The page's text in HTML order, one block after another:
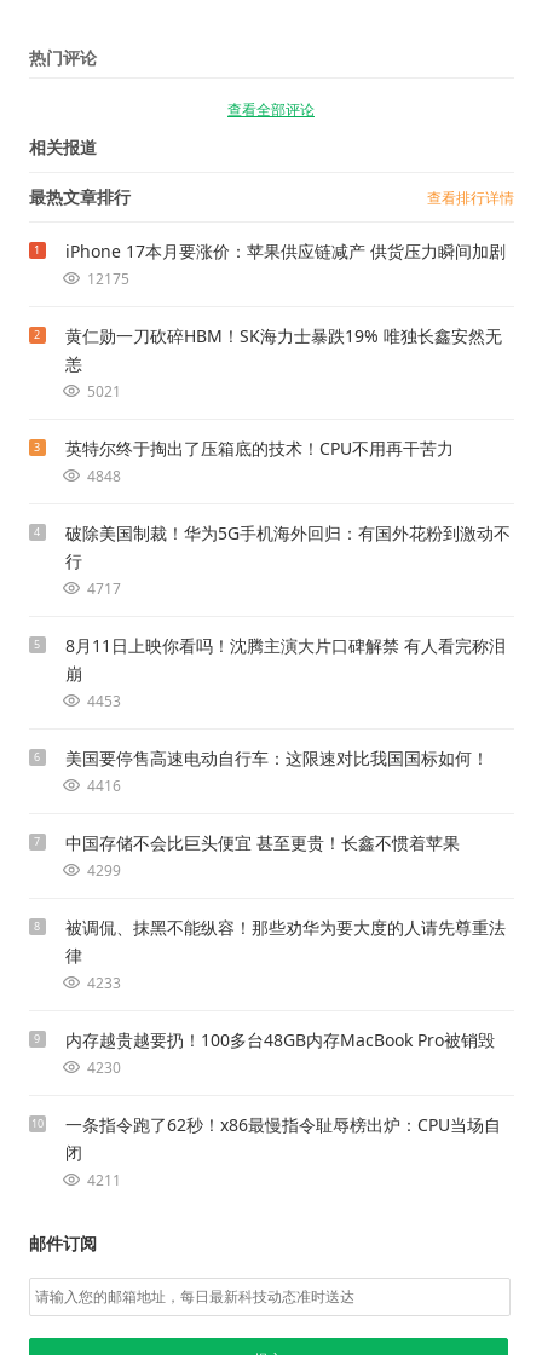
热门评论
查看全部评论
相关报道
最热文章排行 查看排行详情
1 iPhone 17本月要涨价：苹果供应链减产 供货压力瞬间加剧
12175
2
黄仁勋一刀砍碎HBM！SK海力士暴跌19% 唯独长鑫安然无
恙
5021
3 英特尔终于掏出了压箱底的技术！CPU不用再干苦力
4848
4
破除美国制裁！华为5G手机海外回归：有国外花粉到激动不
行
4717
5
8月11日上映你看吗！沈腾主演大片口碑解禁 有人看完称泪
崩
4453
6 美国要停售高速电动自行车：这限速对比我国国标如何！
4416
7 中国存储不会比巨头便宜 甚至更贵！长鑫不惯着苹果
4299
8
被调侃、抹黑不能纵容！那些劝华为要大度的人请先尊重法
律
4233
9 内存越贵越要扔！100多台48GB内存MacBook Pro被销毁
4230
10
一条指令跑了62秒！x86最慢指令耻辱榜出炉：CPU当场自
闭
4211
邮件订阅